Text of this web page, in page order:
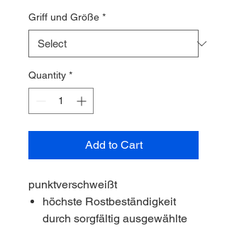
Griff und Größe *
Quantity *
Add to Cart
punktverschweißt
höchste Rostbeständigkeit
durch sorgfältig ausgewählte